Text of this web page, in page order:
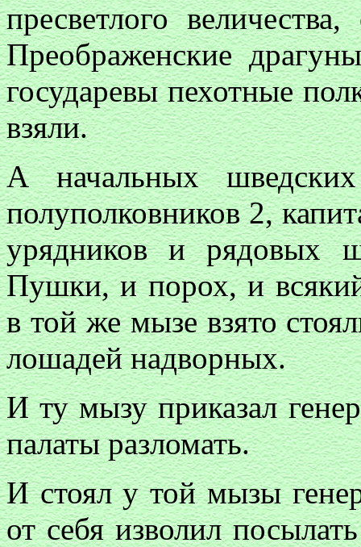
пресветлого
Преображенские
государевы пехотные
взяли.
А начальных
полуполковников 2,
урядников и рядовых
Пушки, и порох, и
в той же мызе взято
лошадей надворных.
И ту мызу приказал
палаты разломать.
И стоял у той мызы
от себя изволил